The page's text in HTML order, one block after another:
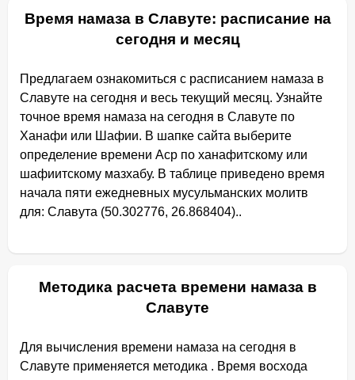
Время намаза в Славуте: расписание на
сегодня и месяц
Предлагаем ознакомиться с расписанием намаза в
Славуте на сегодня и весь текущий месяц. Узнайте
точное время намаза на сегодня в Славуте по
Ханафи или Шафии. В шапке сайта выберите
определение времени Аср по ханафитскому или
шафиитскому мазхабу. В таблице приведено время
начала пяти ежедневных мусульманских молитв
для: Славута (50.302776, 26.868404)..
Методика расчета времени намаза в
Славуте
Для вычисления времени намаза на сегодня в
Славуте применяется методика . Время восхода